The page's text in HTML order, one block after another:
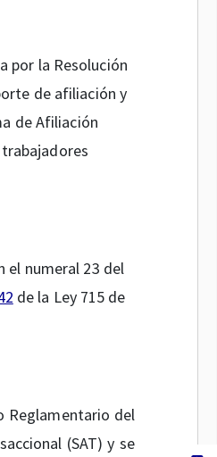
por la Resolución
de afiliación y
de Afiliación
el numeral 23 del
de la Ley 715 de
Reglamentario del
(SAT) y se